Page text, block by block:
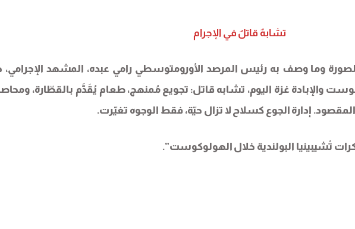
تشابهٌ قاتلٌ في الإجرام
وما وصف به رئيس المرصد الأورومتوسطي رامي عبده، المشهد
والإبادة غزة اليوم، تشابه قاتل: تجويع مُمنهج، طعام يُقَدَّم بالقطّارة،
إدارة الجوع كسلاح لا تزال حيّة، فقط الوجوه تغيّرت.
تْشيبينيا البولندية خلال الهولوكوست”.